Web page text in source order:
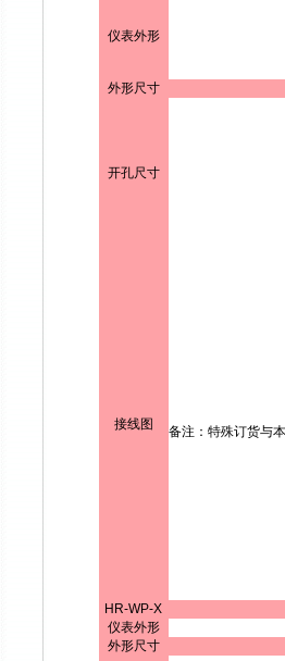
仪表外形
外形尺寸
开孔尺寸
接线图 备注：特殊订货与
HR-WP-X
仪表外形
外形尺寸